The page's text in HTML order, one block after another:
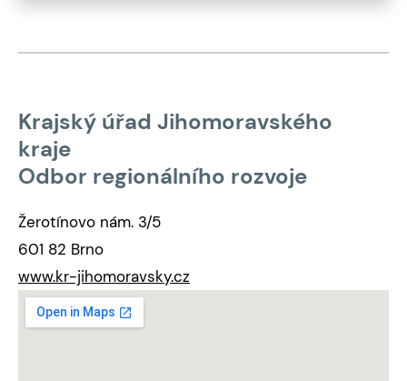
Krajský úřad Jihomoravského
kraje
Odbor regionálního rozvoje
Žerotínovo nám. 3/5
601 82 Brno
www.kr-jihomoravsky.cz